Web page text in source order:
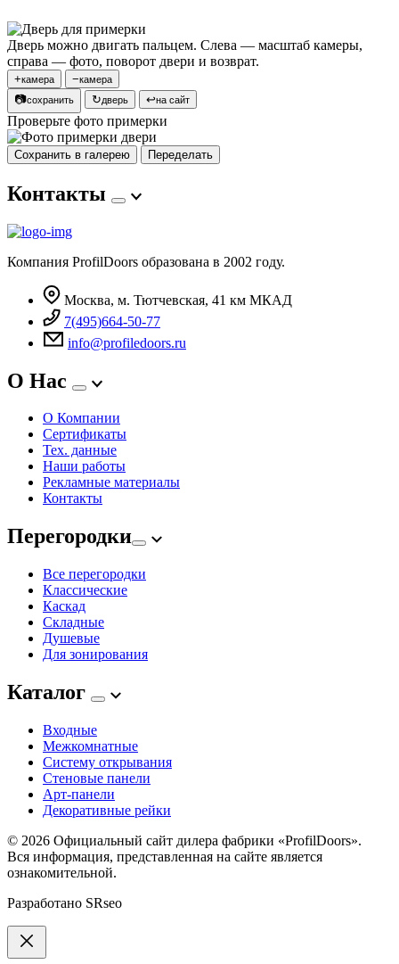
Дверь можно двигать пальцем. Слева — масштаб камеры,
справа — фото, поворот двери и возврат.
+камера −камера
📷сохранить ↻дверь ↩на сайт
Проверьте фото примерки
Сохранить в галерею Переделать
Контакты
Компания ProfilDoors образована в 2002 году.
Москва, м. Тютчевская, 41 км МКАД
7(495)664-50-77
info@profiledoors.ru
О Нас
О Компании
Сертификаты
Тех. данные
Наши работы
Рекламные материалы
Контакты
Перегородки
Все перегородки
Классические
Каскад
Складные
Душевые
Для зонирования
Каталог
Входные
Межкомнатные
Систему открывания
Стеновые панели
Арт-панели
Декоративные рейки
© 2026 Официальный сайт дилера фабрики «ProfilDoors».
Вся информация, представленная на сайте является
ознакомительной.
Разработано SRseo